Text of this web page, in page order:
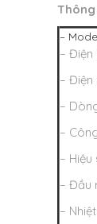
–
– Điện
– Điện
–
–
– Hiệu
– Đầu
–